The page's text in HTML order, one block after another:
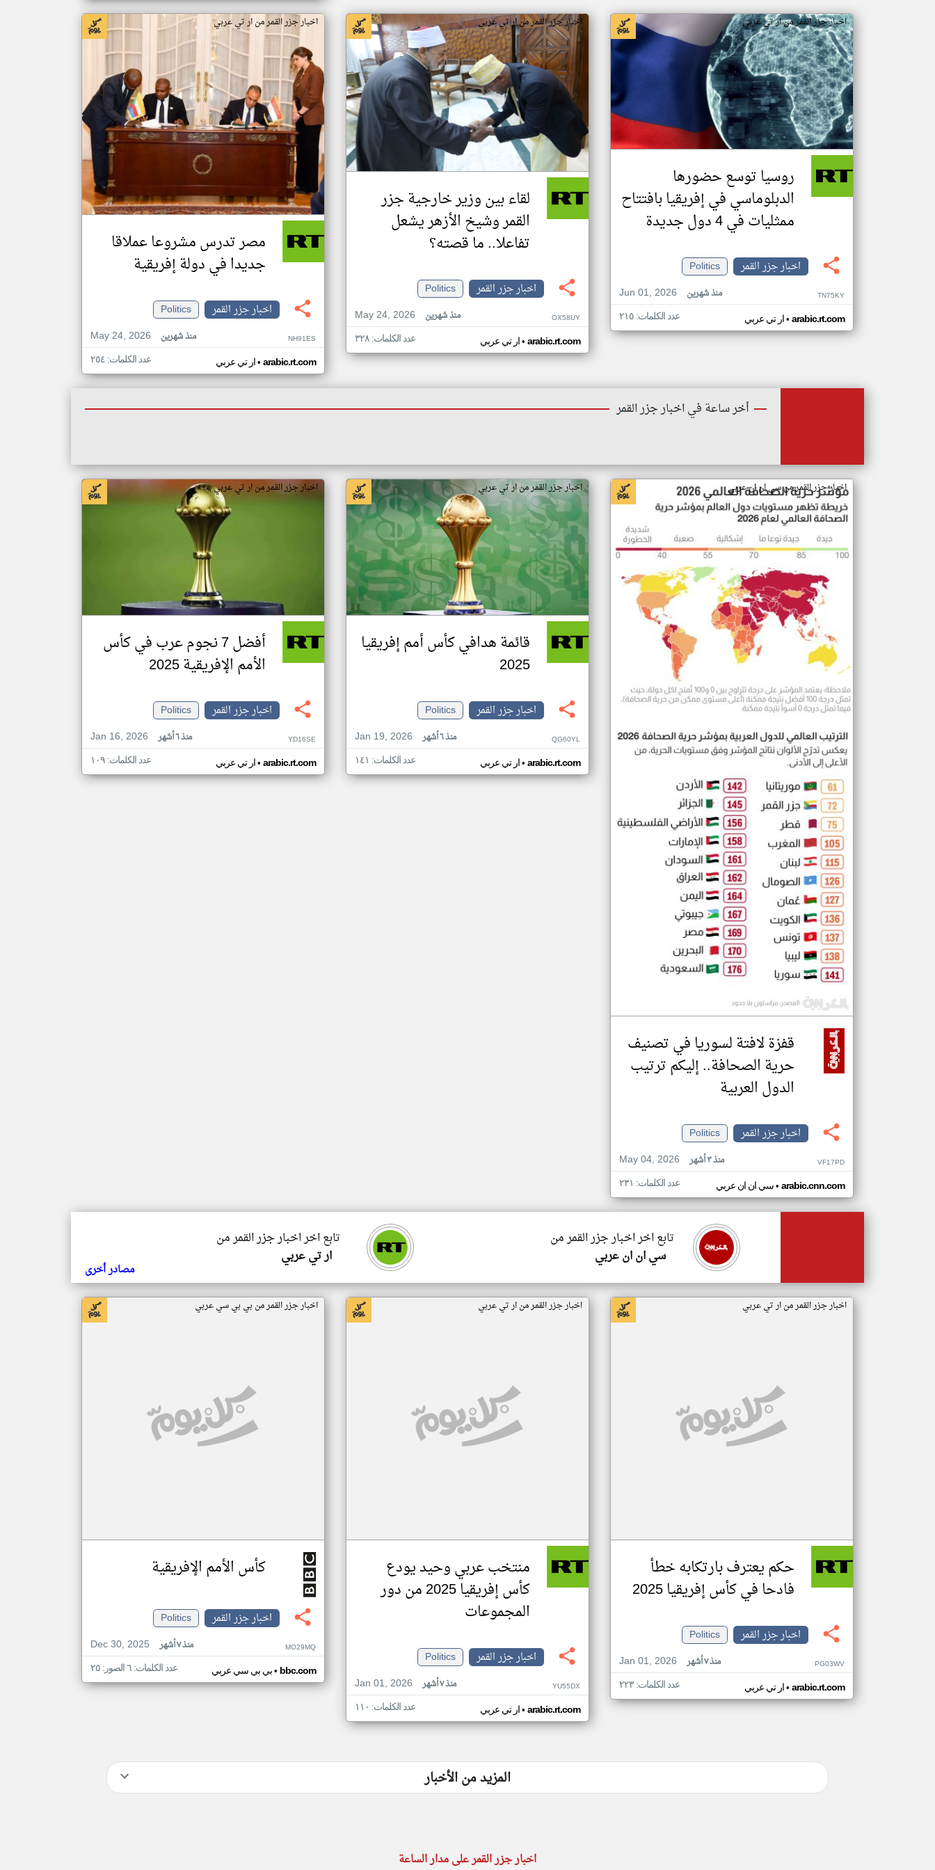
اخبار جزر القمر من ار تي عربي
روسيا توسع حضورها
الدبلوماسي في إفريقيا بافتتاح
ممثليات في 4 دول جديدة
اخبار جزر القمر
Politics
Jun 01, 2026
منذ شهرين TN75KY
ار تي عربي• arabic.rt.com عدد الكلمات: ٢١٥
اخبار جزر القمر من ار تي عربي
لقاء بين وزير خارجية جزر
القمر وشيخ الأزهر يشعل
تفاعلا.. ما قصته؟
اخبار جزر القمر
Politics
May 24, 2026
منذ شهرين OX58UY
ار تي عربي• arabic.rt.com عدد الكلمات: ٣٢٨
اخبار جزر القمر من ار تي عربي
مصر تدرس مشروعا عملاقا
جديدا في دولة إفريقية
اخبار جزر القمر
Politics
May 24, 2026
منذ شهرين NH91ES
ار تي عربي• arabic.rt.com عدد الكلمات: ٢٥٤
أخر ساعة في اخبار جزر القمر
اخبار جزر القمر من سي ان ان عربي
قفزة لافتة لسوريا في تصنيف
حرية الصحافة.. إليكم ترتيب
الدول العربية
اخبار جزر القمر
Politics
May 04, 2026
منذ ٣ أشهر VF17PD
سي ان ان عربي• arabic.cnn.com عدد الكلمات: ٢٣١
اخبار جزر القمر من ار تي عربي
قائمة هدافي كأس أمم إفريقيا
2025
اخبار جزر القمر
Politics
Jan 19, 2026
منذ ٦ أشهر QG60YL
ار تي عربي• arabic.rt.com عدد الكلمات: ١٤١
اخبار جزر القمر من ار تي عربي
أفضل 7 نجوم عرب في كأس
الأمم الإفريقية 2025
اخبار جزر القمر
Politics
Jan 16, 2026
منذ ٦ أشهر YD16SE
ار تي عربي• arabic.rt.com عدد الكلمات: ١٠٩
تابع اخر اخبار جزر القمر من
ار تي عربي
تابع اخر اخبار جزر القمر من
سي ان ان عربي
مصادر أخرى
اخبار جزر القمر من ار تي عربي
حكم يعترف بارتكابه خطأ
فادحا في كأس إفريقيا 2025
اخبار جزر القمر
Politics
Jan 01, 2026
منذ ٧ أشهر PG03WV
ار تي عربي• arabic.rt.com عدد الكلمات: ٢٢٣
اخبار جزر القمر من ار تي عربي
منتخب عربي وحيد يودع
كأس إفريقيا 2025 من دور
المجموعات
اخبار جزر القمر
Politics
Jan 01, 2026
منذ ٧ أشهر YU55DX
ار تي عربي• arabic.rt.com عدد الكلمات: ١١٠
اخبار جزر القمر من بي بي سي عربي
كأس الأمم الإفريقية
اخبار جزر القمر
Politics
Dec 30, 2025
منذ ٧ أشهر MO29MQ
بي بي سي عربي• bbc.com عدد الكلمات: ٦ الصور: ٢٥
المزيد من الأخبار
اخبار جزر القمر على مدار الساعة